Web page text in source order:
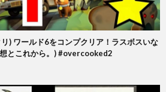
) ワールド6をコンプクリア！ラスボスいな
とこれから。) #overcooked2